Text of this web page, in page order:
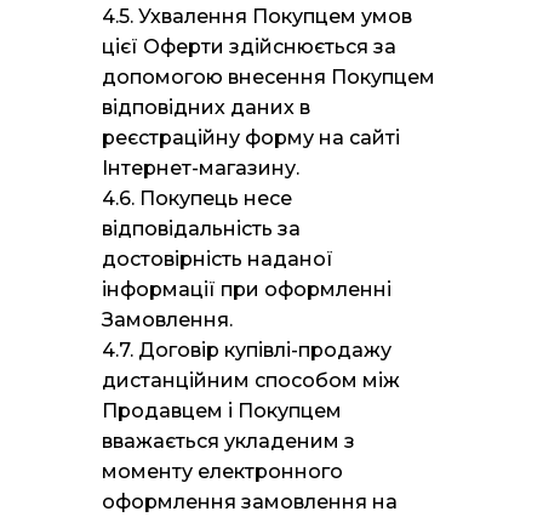
4.5. Ухвалення Покупцем умов
цієї Оферти здійснюється за
допомогою внесення Покупцем
відповідних даних в
реєстраційну форму на сайті
Інтернет-магазину.
4.6. Покупець несе
відповідальність за
достовірність наданої
інформації при оформленні
Замовлення.
4.7. Договір купівлі-продажу
дистанційним способом між
Продавцем і Покупцем
вважається укладеним з
моменту електронного
оформлення замовлення на